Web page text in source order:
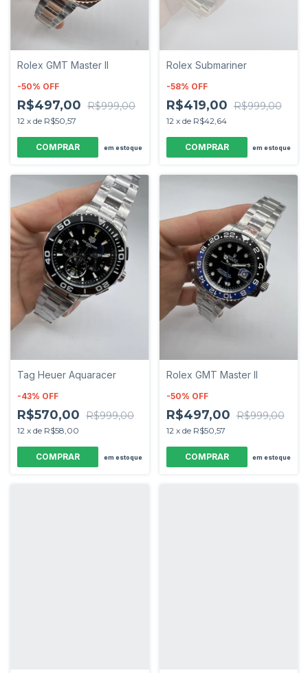
Rolex GMT Master II
-50% OFF
R$497,00 R$999,00
12 x de R$50,57
em estoque
Rolex Submariner
-58% OFF
R$419,00 R$999,00
12 x de R$42,64
em estoque
Tag Heuer Aquaracer
-43% OFF
R$570,00 R$999,00
12 x de R$58,00
em estoque
Rolex GMT Master II
-50% OFF
R$497,00 R$999,00
12 x de R$50,57
em estoque